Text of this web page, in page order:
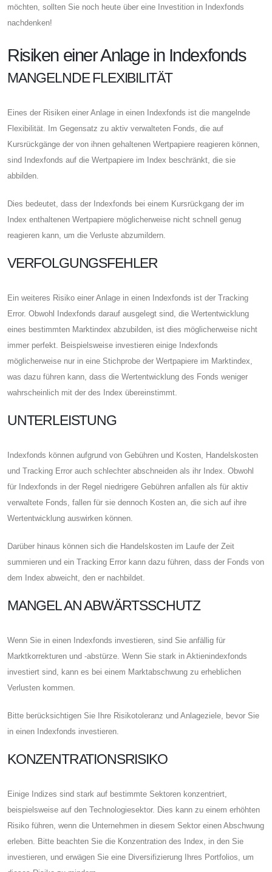
möchten, sollten Sie noch heute über eine Investition in Indexfonds
nachdenken!
Risiken einer Anlage in Indexfonds
MANGELNDE FLEXIBILITÄT
Eines der Risiken einer Anlage in einen Indexfonds ist die mangelnde
Flexibilität. Im Gegensatz zu aktiv verwalteten Fonds, die auf
Kursrückgänge der von ihnen gehaltenen Wertpapiere reagieren können,
sind Indexfonds auf die Wertpapiere im Index beschränkt, die sie
abbilden.
Dies bedeutet, dass der Indexfonds bei einem Kursrückgang der im
Index enthaltenen Wertpapiere möglicherweise nicht schnell genug
reagieren kann, um die Verluste abzumildern.
VERFOLGUNGSFEHLER
Ein weiteres Risiko einer Anlage in einen Indexfonds ist der Tracking
Error. Obwohl Indexfonds darauf ausgelegt sind, die Wertentwicklung
eines bestimmten Marktindex abzubilden, ist dies möglicherweise nicht
immer perfekt. Beispielsweise investieren einige Indexfonds
möglicherweise nur in eine Stichprobe der Wertpapiere im Marktindex,
was dazu führen kann, dass die Wertentwicklung des Fonds weniger
wahrscheinlich mit der des Index übereinstimmt.
UNTERLEISTUNG
Indexfonds können aufgrund von Gebühren und Kosten, Handelskosten
und Tracking Error auch schlechter abschneiden als ihr Index. Obwohl
für Indexfonds in der Regel niedrigere Gebühren anfallen als für aktiv
verwaltete Fonds, fallen für sie dennoch Kosten an, die sich auf ihre
Wertentwicklung auswirken können.
Darüber hinaus können sich die Handelskosten im Laufe der Zeit
summieren und ein Tracking Error kann dazu führen, dass der Fonds von
dem Index abweicht, den er nachbildet.
MANGEL AN ABWÄRTSSCHUTZ
Wenn Sie in einen Indexfonds investieren, sind Sie anfällig für
Marktkorrekturen und -abstürze. Wenn Sie stark in Aktienindexfonds
investiert sind, kann es bei einem Marktabschwung zu erheblichen
Verlusten kommen.
Bitte berücksichtigen Sie Ihre Risikotoleranz und Anlageziele, bevor Sie
in einen Indexfonds investieren.
KONZENTRATIONSRISIKO
Einige Indizes sind stark auf bestimmte Sektoren konzentriert,
beispielsweise auf den Technologiesektor. Dies kann zu einem erhöhten
Risiko führen, wenn die Unternehmen in diesem Sektor einen Abschwung
erleben. Bitte beachten Sie die Konzentration des Index, in den Sie
investieren, und erwägen Sie eine Diversifizierung Ihres Portfolios, um